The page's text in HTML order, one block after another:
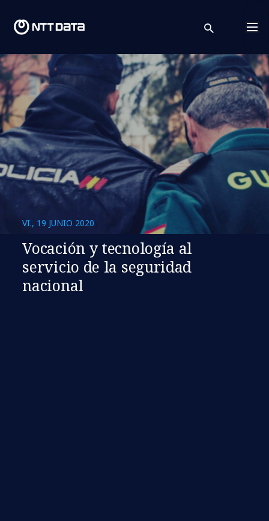
search
VI., 19 JUNIO 2020
Vocación y tecnología al
servicio de la seguridad
nacional